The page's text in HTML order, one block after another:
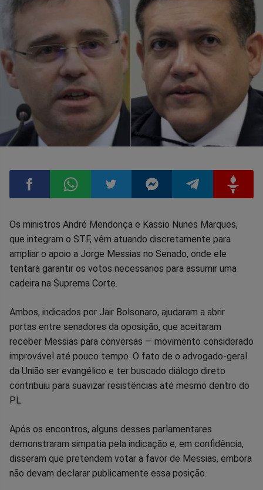
Compartilhar
no
Facebook
Compartilhar
no
Whatsapp
Compartilhar
no
Twitter
Compartilhar
no
Compartilhar
no
no
Os ministros André Mendonça e Kassio Nunes Marques,
que integram o STF, vêm atuando discretamente para
ampliar o apoio a Jorge Messias no Senado, onde ele
tentará garantir os votos necessários para assumir uma
cadeira na Suprema Corte.
Ambos, indicados por Jair Bolsonaro, ajudaram a abrir
portas entre senadores da oposição, que aceitaram
receber Messias para conversas — movimento considerado
improvável até pouco tempo. O fato de o advogado-geral
da União ser evangélico e ter buscado diálogo direto
contribuiu para suavizar resistências até mesmo dentro do
PL.
Após os encontros, alguns desses parlamentares
demonstraram simpatia pela indicação e, em confidência,
disseram que pretendem votar a favor de Messias, embora
não devam declarar publicamente essa posição.